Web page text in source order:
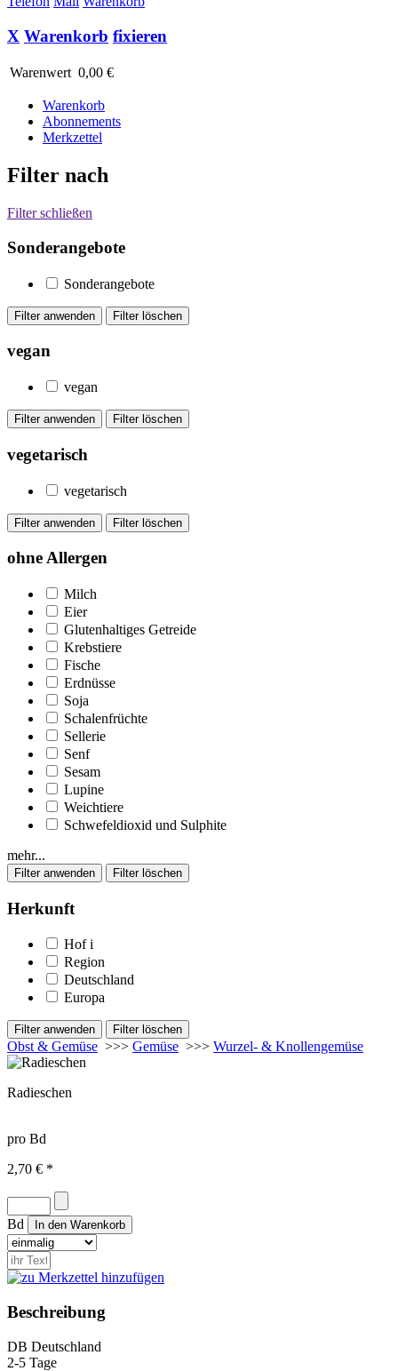
X Warenkorb fixieren
Warenwert 0,00 €
Warenkorb
Abonnements
Merkzettel
Filter nach
Filter schließen
Sonderangebote
Sonderangebote
vegan
vegan
vegetarisch
vegetarisch
ohne Allergen
Milch
Eier
Glutenhaltiges Getreide
Krebstiere
Fische
Erdnüsse
Soja
Schalenfrüchte
Sellerie
Senf
Sesam
Lupine
Weichtiere
Schwefeldioxid und Sulphite
mehr...
Herkunft
Hof i
Region
Deutschland
Europa
Obst & Gemüse >>> Gemüse >>> Wurzel- & Knollengemüse
Radieschen
pro Bd
2,70 € *
Bd
Beschreibung
DB Deutschland
2-5 Tage